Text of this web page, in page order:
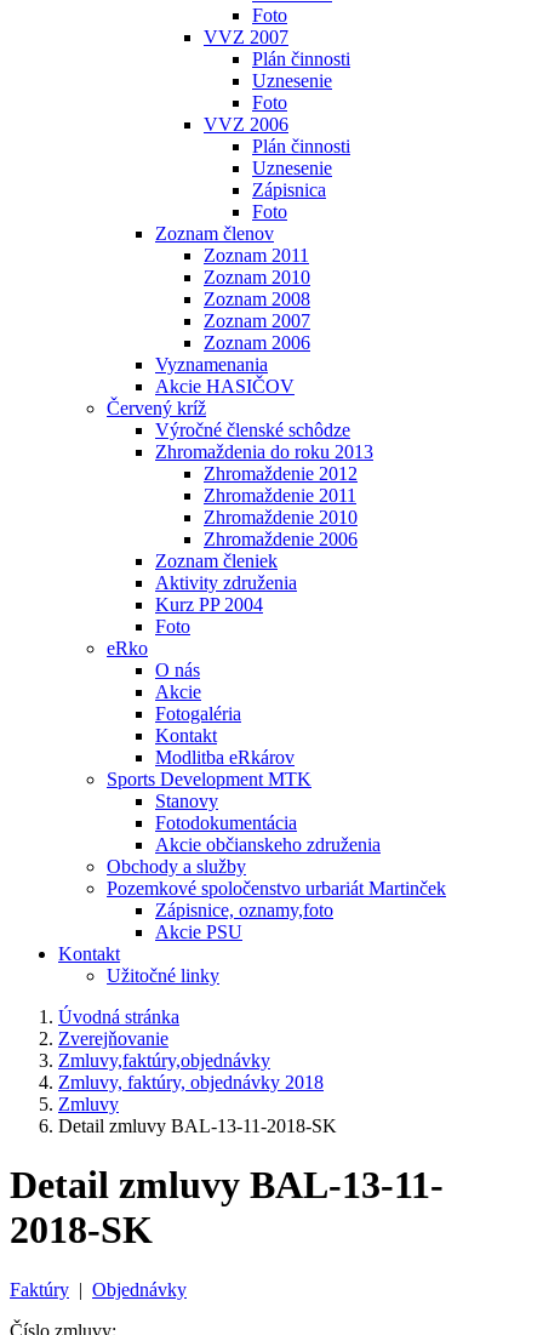
Foto
VVZ 2007
Plán činnosti
Uznesenie
Foto
VVZ 2006
Plán činnosti
Uznesenie
Zápisnica
Foto
Zoznam členov
Zoznam 2011
Zoznam 2010
Zoznam 2008
Zoznam 2007
Zoznam 2006
Vyznamenania
Akcie HASIČOV
Červený kríž
Výročné členské schôdze
Zhromaždenia do roku 2013
Zhromaždenie 2012
Zhromaždenie 2011
Zhromaždenie 2010
Zhromaždenie 2006
Zoznam členiek
Aktivity združenia
Kurz PP 2004
Foto
eRko
O nás
Akcie
Fotogaléria
Kontakt
Modlitba eRkárov
Sports Development MTK
Stanovy
Fotodokumentácia
Akcie občianskeho združenia
Obchody a služby
Pozemkové spoločenstvo urbariát Martinček
Zápisnice, oznamy,foto
Akcie PSU
Kontakt
Užitočné linky
Úvodná stránka
Zverejňovanie
Zmluvy,faktúry,objednávky
Zmluvy, faktúry, objednávky 2018
Zmluvy
Detail zmluvy BAL-13-11-2018-SK
Detail zmluvy BAL-13-11-
2018-SK
Faktúry | Objednávky
Číslo zmluvy: